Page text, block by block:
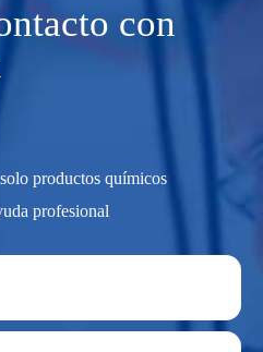
con
productos químicos
profesional